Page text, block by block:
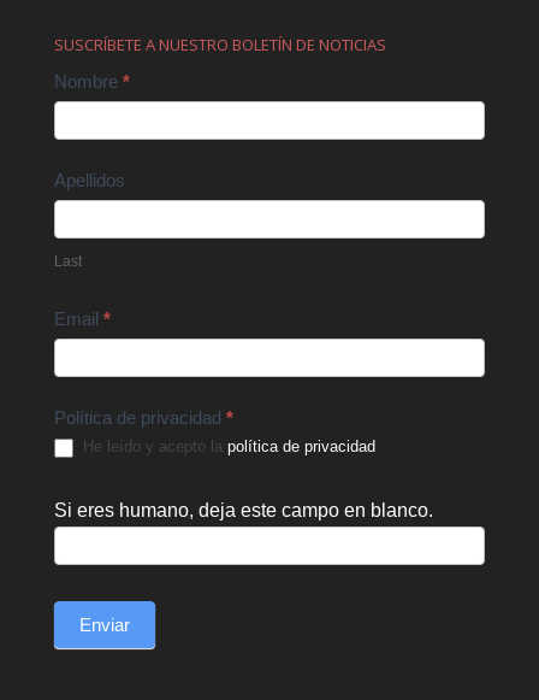
SUSCRÍBETE A NUESTRO BOLETÍN DE NOTICIAS
Contact
Nombre *
Apellidos
Last
Email *
Política de privacidad *
He leído y acepto la política de privacidad.
Si eres humano, deja este campo en blanco.
Enviar